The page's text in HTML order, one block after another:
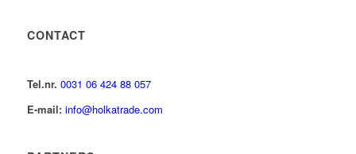
CONTACT
Tel.nr. 0031 06 424 88 057
E-mail: info@holkatrade.com